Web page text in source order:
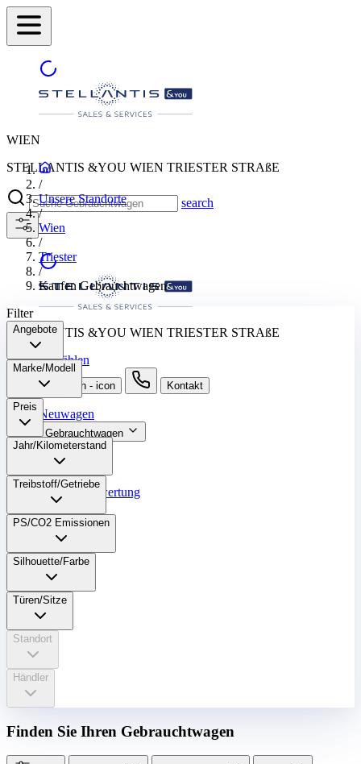
WIEN
STELLANTIS &YOU WIEN TRIESTER STRAßE
search
STELLANTIS &YOU WIEN TRIESTER STRAßE
Stadt auswählen
suche button - icon Kontakt
Neuwagen
Gebrauchtwagen
Angebote
Werkstatt
Fahrzeugbewertung
Finanzierung
Mehr
/
Unsere Standorte
/
Wien
/
Triester
/
Kaufen Gebrauchtwagen
Filter
Angebote
Marke/Modell
Preis
Jahr/Kilometerstand
Treibstoff/Getriebe
PS/CO2 Emissionen
Silhouette/Farbe
Türen/Sitze
Standort
Händler
Finden Sie Ihren Gebrauchtwagen